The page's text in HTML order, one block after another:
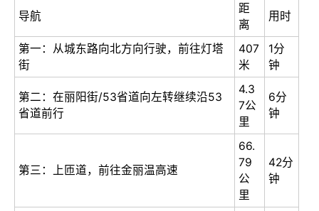
导航
距
离
用时
第一：从城东路向北方向行驶，前往灯塔
街
407
米
1分
钟
第二：在丽阳街/53省道向左转继续沿53
省道前行
4.3
7公
里
6分
钟
第三：上匝道，前往金丽温高速
66.
79
公
里
42分
钟